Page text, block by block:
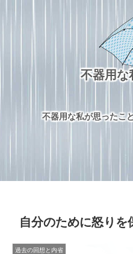
不器用な
不器用な私が思ったこ
自分のために怒りを
過去の回想と内省